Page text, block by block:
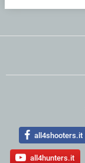
all4shooters.it
all4hunters.it